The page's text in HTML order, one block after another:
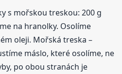
s mořskou treskou: 200 g
na hranolky. Osolíme
oleji. Mořská treska –
máslo, které osolíme, ne
po obou stranách je